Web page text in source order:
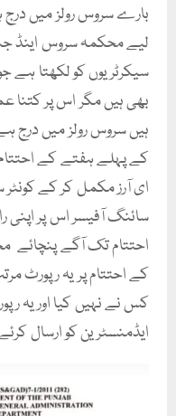
بارے سروس رولز میں درج
لیے محکمہ سروس اینڈ
سیکرٹریوں کو لکھتا ہے
بھی ہیں مگر اس پر کتنا
ہیں سروس رولز میں درج
کے پہلے ہفتے کے
ای آرز مکمل کر کے
سائنگ آفیسر اس پر اپنی
احتتام تک آگے پنچائے
کے احتتام پر یہ رپورٹ
کس نے نہیں کیا اور یہ
ایڈمنسٹرین کو ارسال